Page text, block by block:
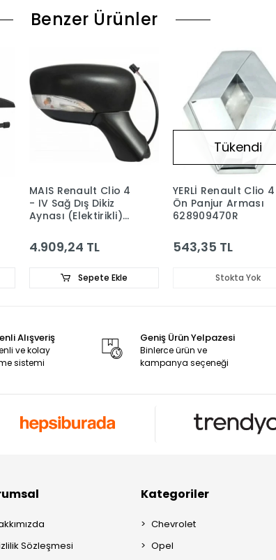
Benzer Ürünler
MAIS Renault Clio 4
- IV Sağ Dış Dikiz
Aynası (Elektirikli)
4.909,24 TL
Sepete Ekle
Tükendi
YERLİ Renault Clio 4
Ön Panjur Arması
628909470R
543,35 TL
Stokta Yok
Alışveriş
ve kolay
sistemi
Geniş Ürün Yelpazesi
Binlerce ürün ve
kampanya seçeneği
Sözleşmesi
Kategoriler
Chevrolet
Opel